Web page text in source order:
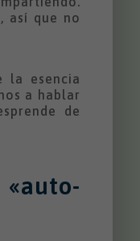
así que no
la esencia
a hablar
de